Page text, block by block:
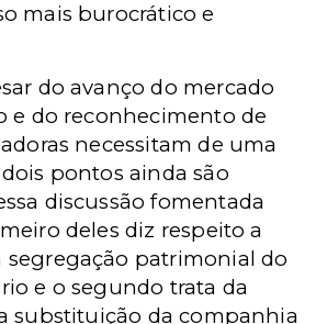
mais burocrático e
do avanço do mercado
e do reconhecimento de
necessitam de uma
pontos ainda são
discussão fomentada
deles diz respeito a
segregação patrimonial do
e o segundo trata da
substituição da companhia